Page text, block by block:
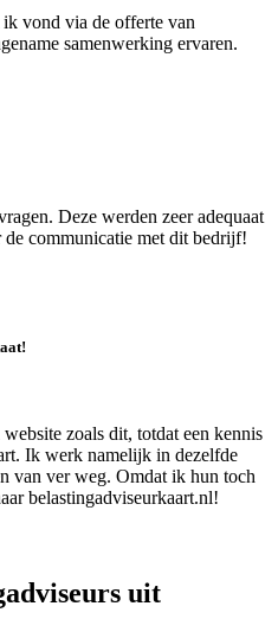
vond via de offerte van
samenwerking ervaren.
Deze werden zeer adequaat
communicatie met dit bedrijf!
zoals dit, totdat een kennis
Ik werk namelijk in dezelfde
van ver weg. Omdat ik hun toch
belastingadviseurkaart.nl!
uit